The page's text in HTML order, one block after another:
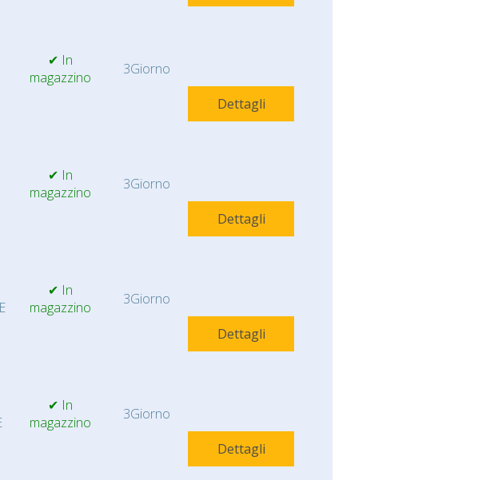
✔ In
magazzino
3Giorno
Dettagli
✔ In
magazzino
3Giorno
Dettagli
✔ In
magazzino
3Giorno
Dettagli
✔ In
magazzino
3Giorno
Dettagli